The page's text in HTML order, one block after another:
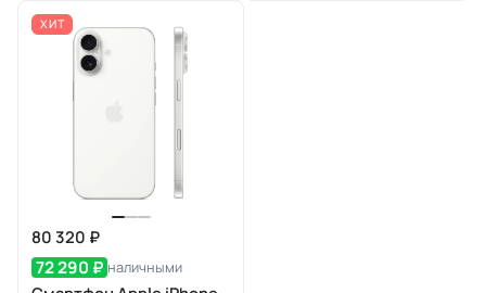
ХИТ
80 320 ₽
72 290 ₽ наличными